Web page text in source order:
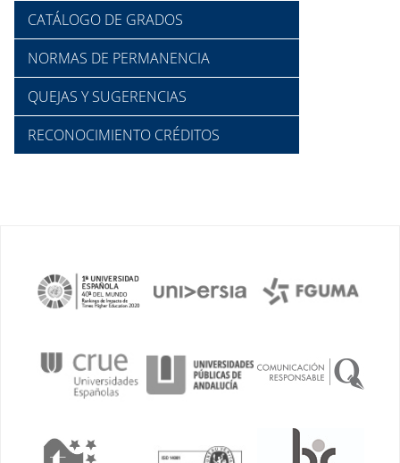
CATÁLOGO DE GRADOS
NORMAS DE PERMANENCIA
QUEJAS Y SUGERENCIAS
RECONOCIMIENTO CRÉDITOS